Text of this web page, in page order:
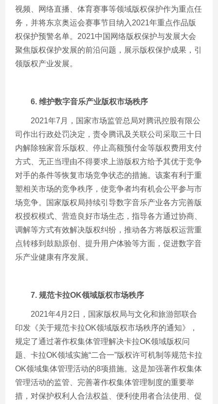
视频、网络直播、体育赛事等领域版权保护作为重点任
务，并将东京奥运会赛事节目纳入 2021年重点作品版
权保护预警名单。 2021中国网络版权保护与发展大会
聚焦版权保护发展的前沿问题，展示版权保护成果，引
领版权产业发展。
6.维护数字音乐产业版权市场秩序
2021年7 月，国家市场监管总局对腾讯控股有限公
司作出行政处罚决定，责令腾讯及关联公司采取三十日
内解除独家音乐版权、停止高额预付金等版权费用支付
方式、无正当理由不得要求上游版权方给予其优于竞争
对手的条件等恢复市场竞争状态的措施。该案有利于重
塑相关市场的竞争秩序，使竞争者均有机会公平参与市
场竞争。国家版权局持续引导数字音乐产业各方完善版
权授权模式、营造良好市场生态，指导各方通过协商、
调解等方式有效解决版权纠纷，推动各方将版权运营重
点转移到鼓励原创、提升用户体验等方面，促进数字音
乐产业健康有序发展。
7.规范卡拉OK领域版权市场秩序
2021年4月 2 日，国家版权局与文化和旅游部联合
印发《关于规范卡拉OK领域版权市场秩序的通知》，
规定了通过著作权集体管理解决卡拉OK领域版权问
题、卡拉OK领域实施“二合一”版权许可机制等规范卡拉
OK领域集体管理活动的8项措施。这是加强著作权集体
管理活动的监管、完善著作权集体管理制度的重要举
措，对保护权利人合法权益、便利使用者合法使用、促